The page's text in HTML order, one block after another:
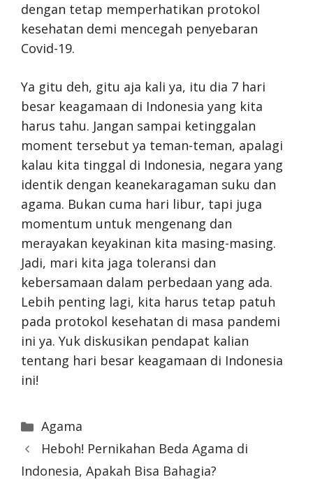
dengan tetap memperhatikan protokol
kesehatan demi mencegah penyebaran
Covid-19.
Ya gitu deh, gitu aja kali ya, itu dia 7 hari
besar keagamaan di Indonesia yang kita
harus tahu. Jangan sampai ketinggalan
moment tersebut ya teman-teman, apalagi
kalau kita tinggal di Indonesia, negara yang
identik dengan keanekaragaman suku dan
agama. Bukan cuma hari libur, tapi juga
momentum untuk mengenang dan
merayakan keyakinan kita masing-masing.
Jadi, mari kita jaga toleransi dan
kebersamaan dalam perbedaan yang ada.
Lebih penting lagi, kita harus tetap patuh
pada protokol kesehatan di masa pandemi
ini ya. Yuk diskusikan pendapat kalian
tentang hari besar keagamaan di Indonesia
ini!
Categories
Agama
Heboh! Pernikahan Beda Agama di
Indonesia, Apakah Bisa Bahagia?